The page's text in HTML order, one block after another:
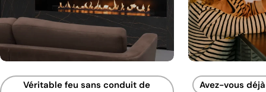
Véritable feu sans conduit de
Avez-vous